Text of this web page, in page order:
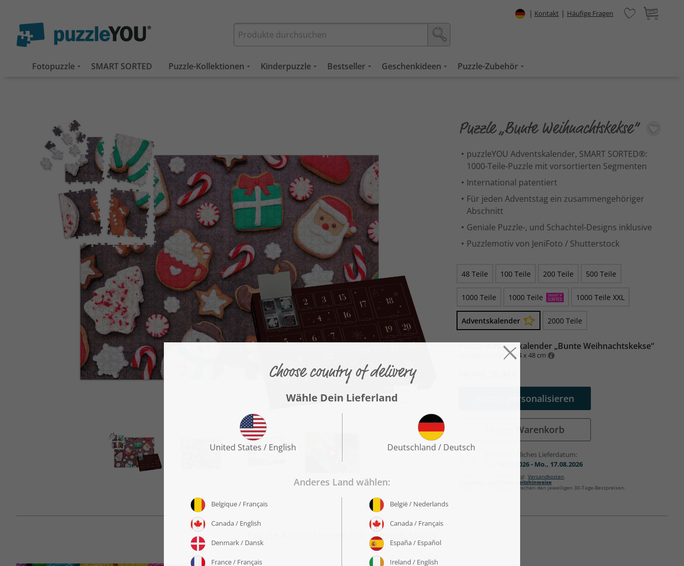
| Kontakt | Häufige Fragen
Fotopuzzle SMART SORTED Puzzle-Kollektionen Kinderpuzzle Bestseller Geschenkideen Puzzle-Zubehör
Puzzle „Bunte Weihnachtskekse“
puzzleYOU Adventskalender, SMART SORTED®:
1000-Teile-Puzzle mit vorsortierten Segmenten
International patentiert
Für jeden Adventstag ein zusammengehöriger
Abschnitt
Geniale Puzzle-, und Schachtel-Designs inklusive
Puzzlemotiv von JeniFoto / Shutterstock
Voraussichtliches Lieferdatum:
Fr., 14.08.2026 - Mo., 17.08.2026
48 Teile 100 Teile 200 Teile 500 Teile
1000 Teile 1000 Teile 1000 Teile XXL
Adventskalender 2000 Teile
Puzzle-Adventskalender „Bunte Weihnachtskekse“
Gelegte Größe: ca. 64 x 48 cm
Puzzle personalisieren
In den Warenkorb
Alle Preise inkl. MwSt., zzgl.Versandkosten.
Hersteller- und Sicherheitshinweise
Rabattierte Preise entsprechen den jeweiligen 30-Tage-Bestpreisen.
Puzzle-Kollektionen mit diesem Motiv